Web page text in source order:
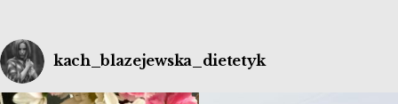
kach_blazejewska_dietetyk